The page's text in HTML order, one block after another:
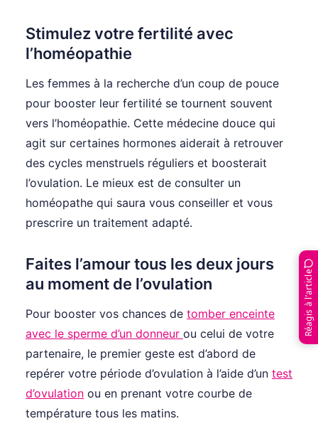
Stimulez votre fertilité avec
l’homéopathie
Les femmes à la recherche d’un coup de pouce
pour booster leur fertilité se tournent souvent
vers l’homéopathie. Cette médecine douce qui
agit sur certaines hormones aiderait à retrouver
des cycles menstruels réguliers et boosterait
l’ovulation. Le mieux est de consulter un
homéopathe qui saura vous conseiller et vous
prescrire un traitement adapté.
Faites l’amour tous les deux jours
au moment de l’ovulation
Pour booster vos chances de tomber enceinte
avec le sperme d’un donneur ou celui de votre
partenaire, le premier geste est d’abord de
repérer votre période d’ovulation à l’aide d’un test
d’ovulation ou en prenant votre courbe de
température tous les matins.
Réagis à l’article